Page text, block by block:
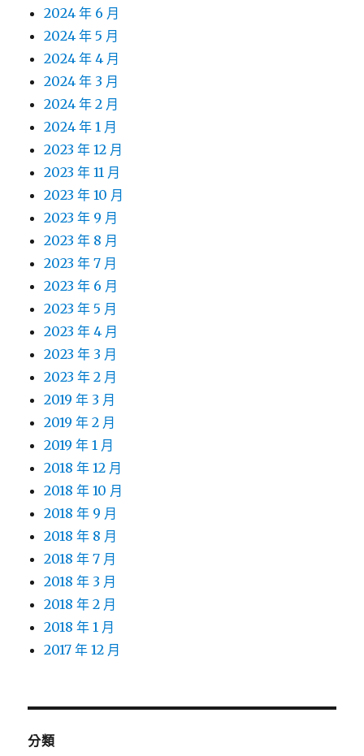
2024 年 6 月
2024 年 5 月
2024 年 4 月
2024 年 3 月
2024 年 2 月
2024 年 1 月
2023 年 12 月
2023 年 11 月
2023 年 10 月
2023 年 9 月
2023 年 8 月
2023 年 7 月
2023 年 6 月
2023 年 5 月
2023 年 4 月
2023 年 3 月
2023 年 2 月
2019 年 3 月
2019 年 2 月
2019 年 1 月
2018 年 12 月
2018 年 10 月
2018 年 9 月
2018 年 8 月
2018 年 7 月
2018 年 3 月
2018 年 2 月
2018 年 1 月
2017 年 12 月
分類